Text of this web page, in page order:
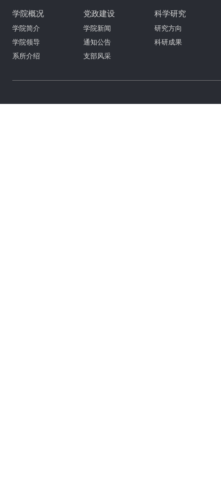
学院概况
学院简介
学院领导
系所介绍
党政建设
学院新闻
通知公告
支部风采
科学研究
研究方向
科研成果